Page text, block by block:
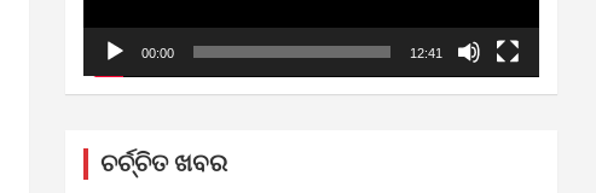
00:00 12:41
ଚର୍ଚ୍ଚିତ ଖବର